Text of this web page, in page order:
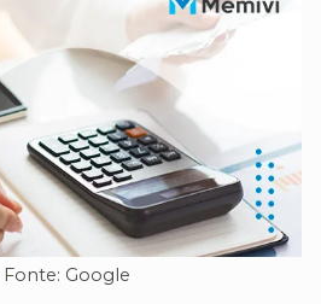
Fonte: Google